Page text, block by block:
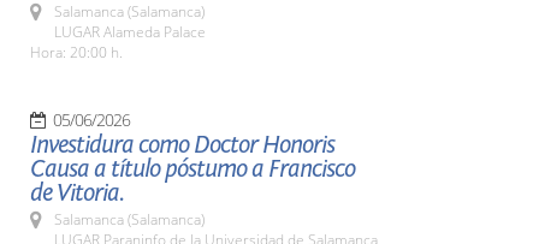
Salamanca (Salamanca)
LUGAR Alameda Palace
Hora: 20:00 h.
05/06/2026
Investidura como Doctor Honoris
Causa a título póstumo a Francisco
de Vitoria.
Salamanca (Salamanca)
LUGAR Paraninfo de la Universidad de Salamanca